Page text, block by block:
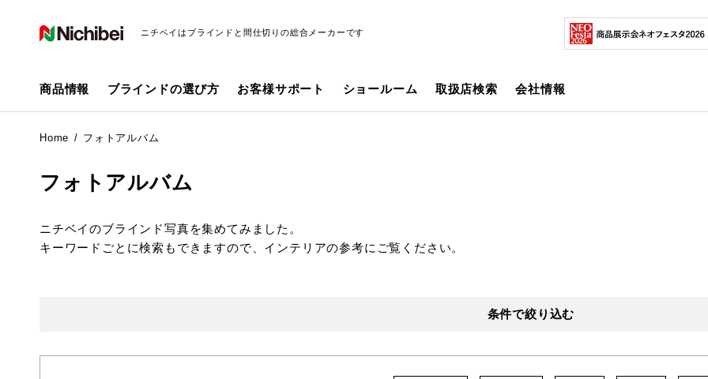
ニチベイはブラインドと間仕切りの総合メーカーです
商品情報 ブラインドの選び方 お客様サポート ショールーム 取扱店検索 会社情報
Home フォトアルバム
フォトアルバム
ニチベイのブラインド写真を集めてみました。
キーワードごとに検索もできますので、インテリアの参考にご覧ください。
条件で絞り込む